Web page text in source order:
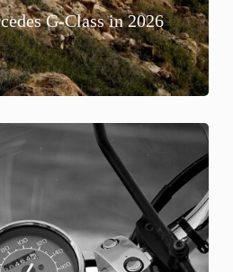
G-Class in 2026